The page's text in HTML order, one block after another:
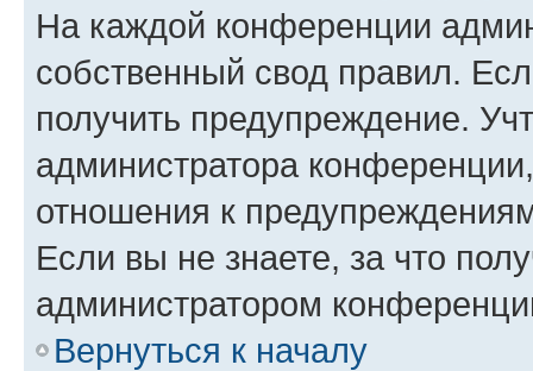
На каждой конференции
собственный свод правил.
получить предупреждение.
администратора
отношения к
Если вы не знаете, за что
администратором
Вернуться к началу